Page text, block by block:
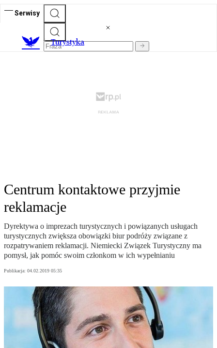
Serwisy
Turystyka
Centrum kontaktowe przyjmie
reklamacje
Dyrektywa o imprezach turystycznych i powiązanych usługach
turystycznych zwiększa obowiązki biur podróży związane z
rozpatrywaniem reklamacji. Niemiecki Związek Turystyczny ma
pomysł, jak pomóc swoim członkom w ich wypełnianiu
Publikacja: 04.02.2019 05:35